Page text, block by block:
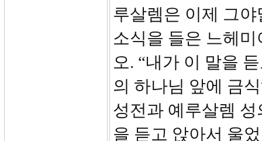
루살렘은 이제 그
소식을 들은 느헤
오. “내가 이 말을
의 하나님 앞에 금
성전과 예루살렘
을 듣고 앉아서 울